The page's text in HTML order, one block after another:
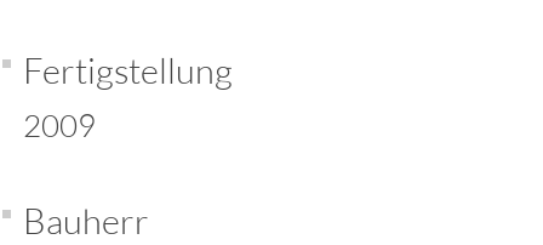
Fertigstellung
2009
Bauherr